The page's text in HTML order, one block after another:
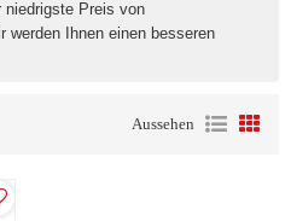
niedrigste Preis von
werden Ihnen einen besseren
Aussehen